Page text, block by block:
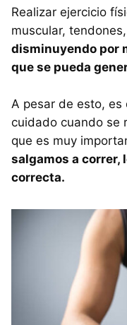
Realizar ejercicio
muscular,
disminuyendo por
que se pueda
A pesar de esto,
cuidado cuando se
que es muy
salgamos a correr,
correcta.